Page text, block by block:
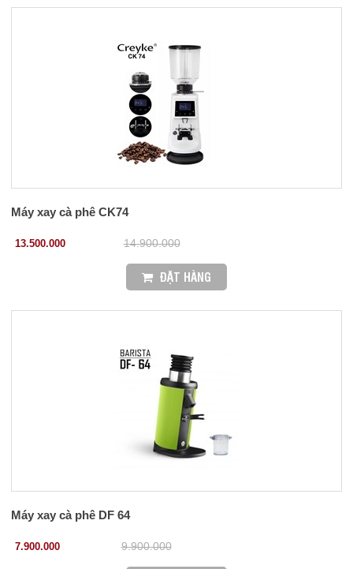
Máy xay cà phê CK74
13.500.000 14.900.000
ĐẶT HÀNG
Máy xay cà phê DF 64
7.900.000 9.900.000